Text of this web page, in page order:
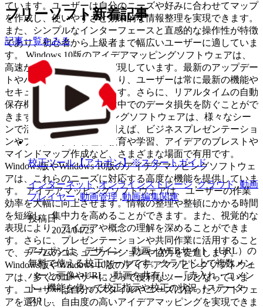
ています。ユーザーは自分のニーズや好みに合わせてマップ
を作成し、使いやすさと効果的な情報整理を実現できます。
また、シンプルなインターフェースと直感的な操作性が特徴
であり、初心者から上級者まで幅広いユーザーに適していま
す。 Windows 10版のアイデアマッピングソフトウェアは、
高速かつ安定した動作を実現しています。最新のアップデー
トやバージョンアップにより、ユーザーは常に最新の機能や
セキュリティを享受できます。さらに、リアルタイムの自動
保存機能により、作業の途中でのデータ損失を防ぐことがで
きます。 アイデアマッピングソフトウェアは、様々なシー
ンで活用されています。例えば、ビジネスプレゼンテーショ
ンやプロジェクト管理、教育や学習、アイデアのブレストや
マインドマップ作成など、さまざまな場面で有用です。
Windows版やWindows 10版のアイデアマッピングソフトウェ
アは、これらのニーズに対応する高度な機能を提供していま
す。 アイデアマッピングソフトウェアは、ユーザーの作業
効率を大幅に向上させます。情報の整理や整頓にかかる時間
を短縮し、集中力を高めることができます。また、視覚的な
表現により、アイデアや概念の理解を深めることができま
す。さらに、プレゼンテーションや共同作業に活用すること
で、チームのコミュニケーションや協力を促進します。
Windows版やWindows 10版のアイデアマッピングソフトウェ
アは、多くのユーザーにとって便利なツールとなっていま
す。ユーザーは自分のスタイルやニーズに合ったソフトウェ
アを選択し、自由度の高いアイデアマッピングを実現できま
フリーソフト新着記事
記事一覧をみる
校正ツール【アカポン】※スタートガイド
インターネット ,オンラインストレージ ,クラウド,動画
プレイヤー,動画管理 ,動画編集関連
投稿日
2024/04/25
アカポンは、デザイン・動画・WEBサイト（URL）の
無料で使える校正ツールです。クラウド上で複数メン
バーと画像やURL、動画を共有し、『赤入れ・コメン
ト』機能を使って校正指示や校正の状況（ステータ
ス）...